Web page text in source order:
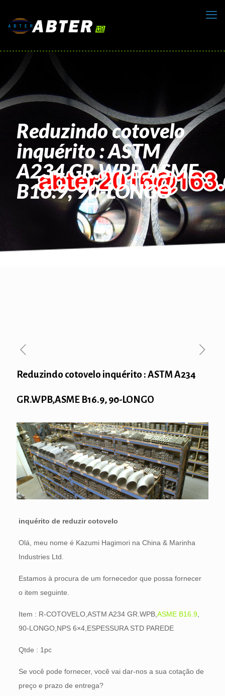
Reduzindo cotovelo
inquérito : ASTM
A234 GR.WPB,ASME
B16.9, 90-LONGO
Reduzindo cotovelo inquérito : ASTM A234
GR.WPB,ASME B16.9, 90-LONGO
inquérito de reduzir cotovelo
Olá, meu nome é Kazumi Hagimori na China & Marinha
Industries Ltd.
Estamos à procura de um fornecedor que possa fornecer
o item seguinte.
Item : R-COTOVELO,ASTM A234 GR.WPB, ASME B16.9,
90-LONGO,NPS 6×4,ESPESSURA STD PAREDE
Qtde : 1pc
Se você pode fornecer, você vai dar-nos a sua cotação de
preço e prazo de entrega?